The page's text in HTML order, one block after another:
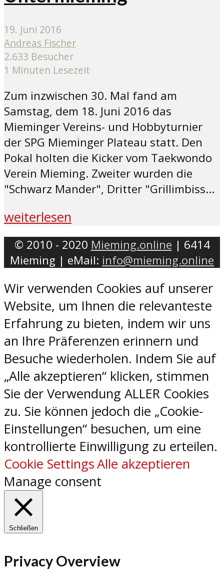
19. Juni 2016
Andreas Fischer
2.633 Besucher
1 Minuten Lesezeit
Zum inzwischen 30. Mal fand am
Samstag, dem 18. Juni 2016 das
Mieminger Vereins- und Hobbyturnier
der SPG Mieminger Plateau statt. Den
Pokal holten die Kicker vom Taekwondo
Verein Mieming. Zweiter wurden die
"Schwarz Mander", Dritter "Grillimbiss...
weiterlesen
© 2010 - 2020 Mieming.online | 6414
Mieming | eMail: info@mieming.online
Wir verwenden Cookies auf unserer
Website, um Ihnen die relevanteste
Erfahrung zu bieten, indem wir uns
an Ihre Präferenzen erinnern und
Besuche wiederholen. Indem Sie auf
„Alle akzeptieren“ klicken, stimmen
Sie der Verwendung ALLER Cookies
zu. Sie können jedoch die „Cookie-
Einstellungen“ besuchen, um eine
kontrollierte Einwilligung zu erteilen.
Cookie SettingsAlle akzeptieren
Manage consent
Schließen
Privacy Overview